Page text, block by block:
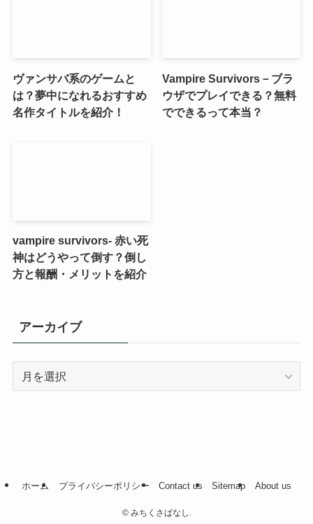
ヴァンサバ系のゲームと
は？夢中になれるおすすめ
名作タイトルを紹介！
Vampire Survivors－ブラ
ウザでプレイできる？無料
でできるって本当？
vampire survivors- 赤い死
神はどうやって倒す？倒し
方と報酬・メリットを紹介
アーカイブ
ホーム プライバシーポリシー Contact us Sitemap About us
©みちくさばなし.